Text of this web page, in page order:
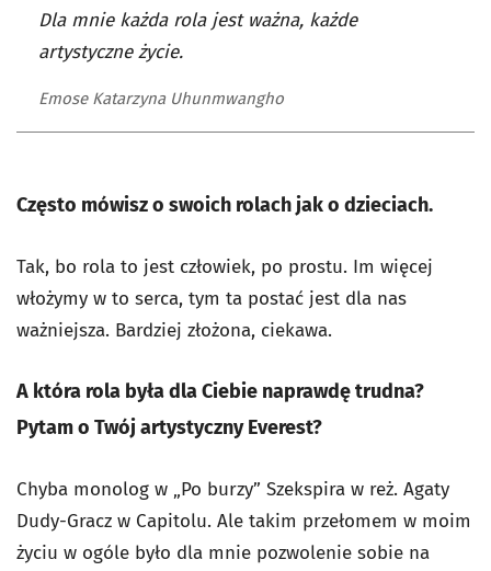
Dla mnie każda rola jest ważna, każde
artystyczne życie.
Emose Katarzyna Uhunmwangho
Często mówisz o swoich rolach jak o dzieciach.
Tak, bo rola to jest człowiek, po prostu. Im więcej
włożymy w to serca, tym ta postać jest dla nas
ważniejsza. Bardziej złożona, ciekawa.
A która rola była dla Ciebie naprawdę trudna?
Pytam o Twój artystyczny Everest?
Chyba monolog w „Po burzy” Szekspira w reż. Agaty
Dudy-Gracz w Capitolu. Ale takim przełomem w moim
życiu w ogóle było dla mnie pozwolenie sobie na